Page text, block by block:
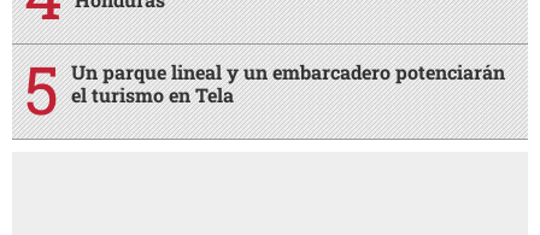
Un parque lineal y un embarcadero potenciarán
el turismo en Tela